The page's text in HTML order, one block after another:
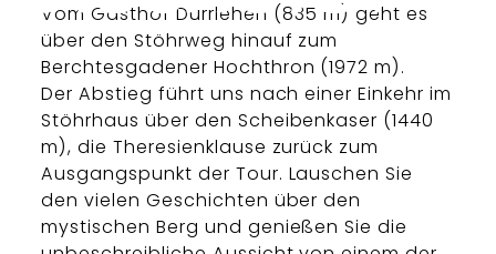
Vom Gasthof Dürrlehen (835 m) geht es
über den Stöhrweg hinauf zum
Berchtesgadener Hochthron (1972 m).
Der Abstieg führt uns nach einer Einkehr im
Stöhrhaus über den Scheibenkaser (1440
m), die Theresienklause zurück zum
Ausgangspunkt der Tour. Lauschen Sie
den vielen Geschichten über den
mystischen Berg und genießen Sie die